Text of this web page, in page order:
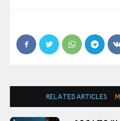
RELATED ARTICLES